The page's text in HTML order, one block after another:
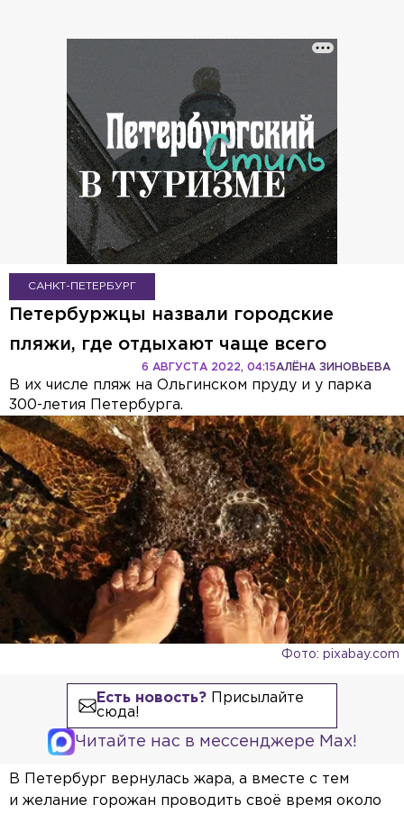
САНКТ-ПЕТЕРБУРГ
Петербуржцы назвали городские
пляжи, где отдыхают чаще всего
АЛЁНА ЗИНОВЬЕВА
6 АВГУСТА 2022, 04:15
В их числе пляж на Ольгинском пруду и у парка
300-летия Петербурга.
Фото: pixabay.com
Есть новость?Присылайте
сюда!
Читайте нас в мессенджере Max!
В Петербург вернулась жара, а вместе с тем
и желание горожан проводить своё время около